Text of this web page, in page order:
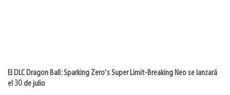
El DLC Dragon Ball: Sparking Zero’s Super Limit-Breaking Neo se lanzará
el 30 de julio